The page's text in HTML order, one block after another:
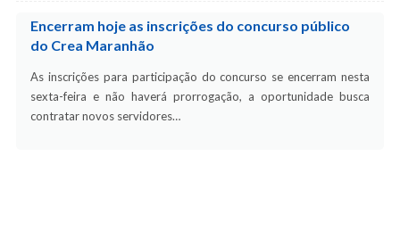
Encerram hoje as inscrições do concurso público
do Crea Maranhão
As inscrições para participação do concurso se encerram nesta
sexta-feira e não haverá prorrogação, a oportunidade busca
contratar novos servidores…